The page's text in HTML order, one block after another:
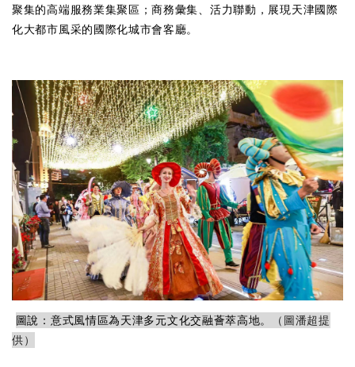
聚集的高端服務業集聚區；商務彙集、活力聯動，展現天津國際
化大都市風采的國際化城市會客廳。
圖說：意式風情區為天津多元文化交融薈萃高地。
（圖潘超提
供）